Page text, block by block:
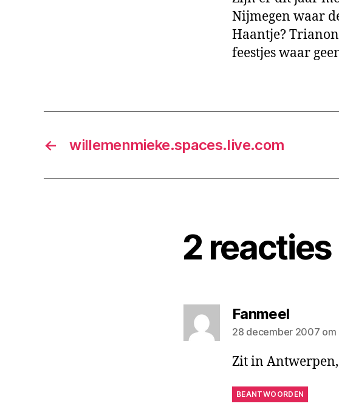
Nijmegen waar
Haantje?
feestjes waar
← willemenmieke.spaces.live.com
2 reacties
Fanmeelzegt:
28 december 2007 om
Zit in
BEANTWOORDEN